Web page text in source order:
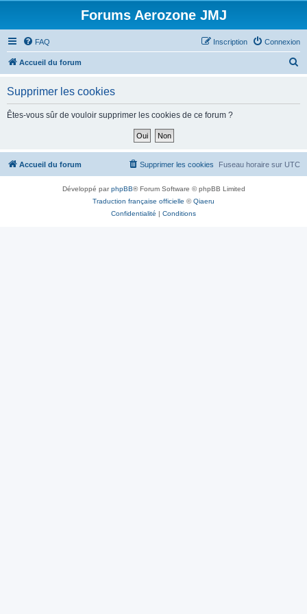
Forums Aerozone JMJ
FAQ Connexion
Inscription
Accueil du forum
h
Supprimer les cookies
Êtes-vous sûr de vouloir supprimer les cookies de ce forum ?
Accueil du forum Fuseau horaire sur UTC
Supprimer les cookies
Développé parphpBB® Forum Software © phpBB Limited
Traduction française officielle ©Qiaeru
Confidentialité | Conditions